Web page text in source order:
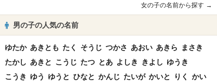
女の子の名前から探す →
男の子の人気の名前
ゆたか あきとも たく そうじ つかさ あおい あきら
まさき
たかし あきと こうじ たつ とあ よしき きよし ゆうき
こうき ゆう ゆうと ひなと かんじ たいが かいと りく かい